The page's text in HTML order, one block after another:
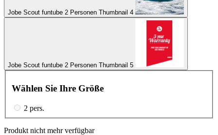
Jobe Scout funtube 2 Personen Thumbnail 4
Jobe Scout funtube 2 Personen Thumbnail 5
Wählen Sie Ihre Größe
2 pers.
Produkt nicht mehr verfügbar